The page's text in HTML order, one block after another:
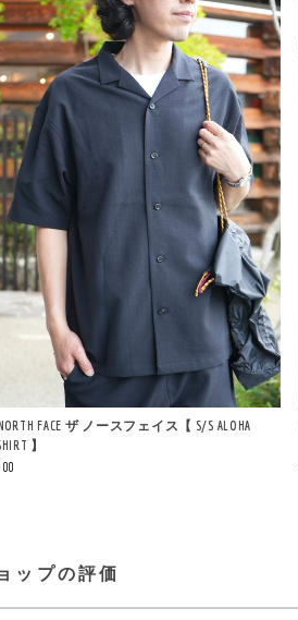
FACE ザ ノースフェイス【 S/S ALOHA
】
ップの評価